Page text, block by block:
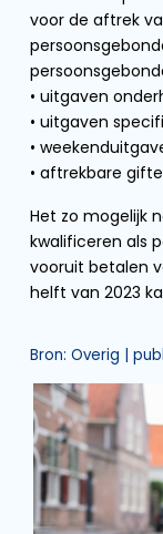
voor de aftrek
• uitgaven
• uitgaven
•
• aftrekbare
Het zo mogelijk
kwalificeren als
vooruit betalen
helft van 2023
Bron: Overig |